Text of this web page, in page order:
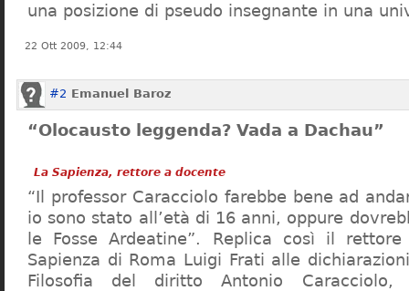
una posizione di pseudo insegnante in una
22 Ott 2009, 12:44
#2 Emanuel Baroz
“Olocausto leggenda? Vada a Dachau”
La Sapienza, rettore a docente
“Il professor Caracciolo farebbe bene ad
io sono stato all’età di 16 anni, oppure
le Fosse Ardeatine”. Replica così il rettore
Sapienza di Roma Luigi Frati alle
Filosofia del diritto Antonio